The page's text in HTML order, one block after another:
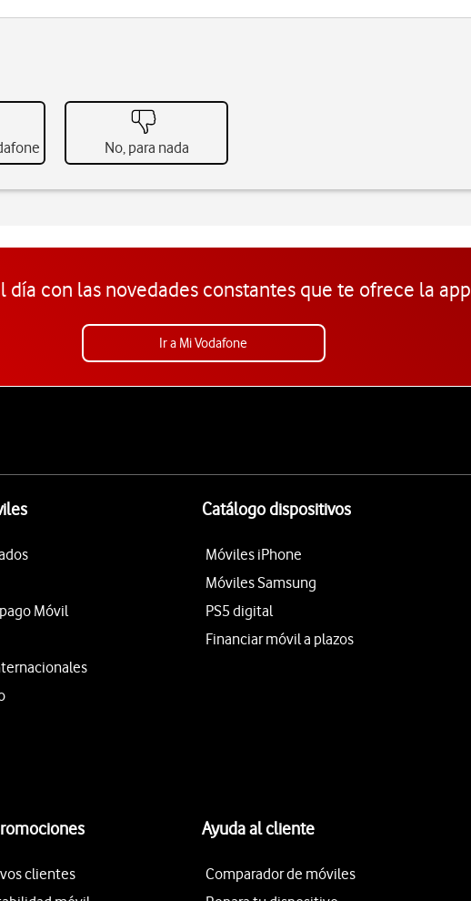
No, para nada
día con las novedades constantes que te ofrece la app
Ir a Mi Vodafone
Móvil
Catálogo dispositivos
Móviles iPhone
Móviles Samsung
PS5 digital
Financiar móvil a plazos
clientes
Ayuda al cliente
Comparador de móviles